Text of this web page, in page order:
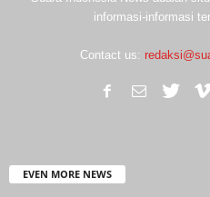
informasi-informasi
Contact us:
EVEN MORE NEWS